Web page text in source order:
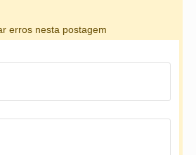
erros nesta postagem